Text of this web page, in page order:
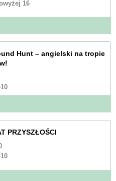
16
Hunt – angielski na tropie
PRZYSZŁOŚCI